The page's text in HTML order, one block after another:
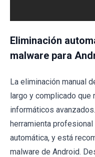
Eliminación
malware para
La eliminación manual
largo y complicado que
informáticos
herramienta
automática, y está
malware de Android.